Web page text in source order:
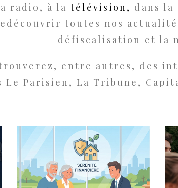
radio, à la télévision, dans la
toutes nos
défiscalisation et la
entre autres, des
Le Parisien, La Tribune,